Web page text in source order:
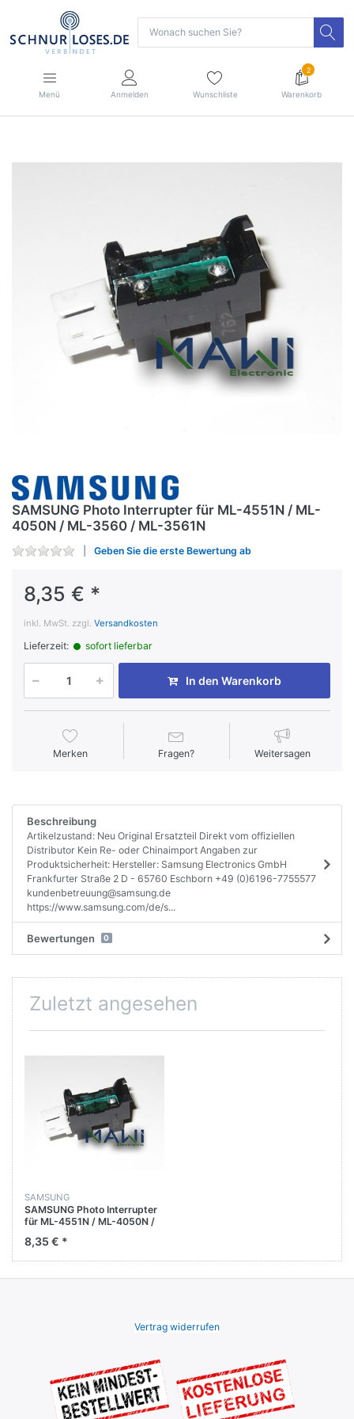
Menü Anmelden Wunschliste
2
Warenkorb
SAMSUNG Photo Interrupter für ML-4551N / ML-
4050N / ML-3560 / ML-3561N
Geben Sie die erste Bewertung ab
8,35 € *
inkl. MwSt. zzgl. Versandkosten
Lieferzeit: sofort lieferbar
In den Warenkorb
Merken Fragen? Weitersagen
Beschreibung
Artikelzustand: Neu Original Ersatzteil Direkt vom offiziellen
Distributor Kein Re- oder Chinaimport Angaben zur
Produktsicherheit: Hersteller: Samsung Electronics GmbH
Frankfurter Straße 2 D - 65760 Eschborn +49 (0)6196-7755577
kundenbetreuung@samsung.de
https://www.samsung.com/de/s...
Bewertungen 0
Zuletzt angesehen
SAMSUNG
SAMSUNG Photo Interrupter
für ML-4551N / ML-4050N /
8,35 € *
Vertrag widerrufen